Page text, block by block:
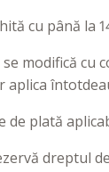
cu până la
modifică
aplica
de plată
dreptul